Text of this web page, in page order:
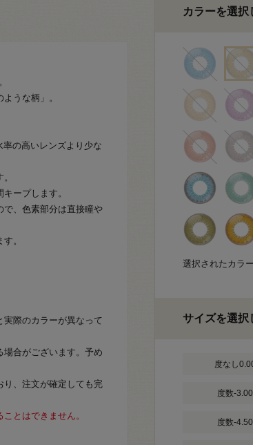
うな柄」。
の高いレンズより少な
ープします。
で、色素部分は直接瞳や
。
実際のカラーが異なって
場合がございます。予め
り、注文が確定しても完
とはできません。
カラーを選択
選択されたカラ
サイズを選択
度なし
度数-3.00
度数-4.50